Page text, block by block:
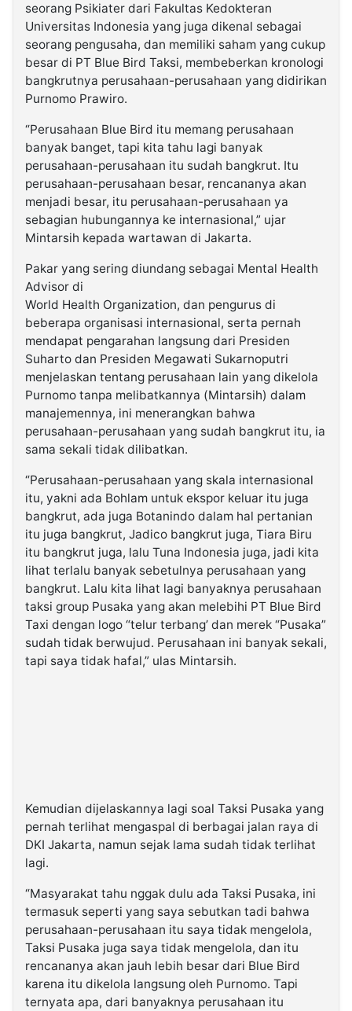
seorang Psikiater dari Fakultas Kedokteran
Universitas Indonesia yang juga dikenal sebagai
seorang pengusaha, dan memiliki saham yang cukup
besar di PT Blue Bird Taksi, membeberkan kronologi
bangkrutnya perusahaan-perusahaan yang didirikan
Purnomo Prawiro.
“Perusahaan Blue Bird itu memang perusahaan
banyak banget, tapi kita tahu lagi banyak
perusahaan-perusahaan itu sudah bangkrut. Itu
perusahaan-perusahaan besar, rencananya akan
menjadi besar, itu perusahaan-perusahaan ya
sebagian hubungannya ke internasional,” ujar
Mintarsih kepada wartawan di Jakarta.
Pakar yang sering diundang sebagai Mental Health
Advisor di
World Health Organization, dan pengurus di
beberapa organisasi internasional, serta pernah
mendapat pengarahan langsung dari Presiden
Suharto dan Presiden Megawati Sukarnoputri
menjelaskan tentang perusahaan lain yang dikelola
Purnomo tanpa melibatkannya (Mintarsih) dalam
manajemennya, ini menerangkan bahwa
perusahaan-perusahaan yang sudah bangkrut itu, ia
sama sekali tidak dilibatkan.
“Perusahaan-perusahaan yang skala internasional
itu, yakni ada Bohlam untuk ekspor keluar itu juga
bangkrut, ada juga Botanindo dalam hal pertanian
itu juga bangkrut, Jadico bangkrut juga, Tiara Biru
itu bangkrut juga, lalu Tuna Indonesia juga, jadi kita
lihat terlalu banyak sebetulnya perusahaan yang
bangkrut. Lalu kita lihat lagi banyaknya perusahaan
taksi group Pusaka yang akan melebihi PT Blue Bird
Taxi dengan logo “telur terbang’ dan merek “Pusaka”
sudah tidak berwujud. Perusahaan ini banyak sekali,
tapi saya tidak hafal,” ulas Mintarsih.
Kemudian dijelaskannya lagi soal Taksi Pusaka yang
pernah terlihat mengaspal di berbagai jalan raya di
DKI Jakarta, namun sejak lama sudah tidak terlihat
lagi.
“Masyarakat tahu nggak dulu ada Taksi Pusaka, ini
termasuk seperti yang saya sebutkan tadi bahwa
perusahaan-perusahaan itu saya tidak mengelola,
Taksi Pusaka juga saya tidak mengelola, dan itu
rencananya akan jauh lebih besar dari Blue Bird
karena itu dikelola langsung oleh Purnomo. Tapi
ternyata apa, dari banyaknya perusahaan itu